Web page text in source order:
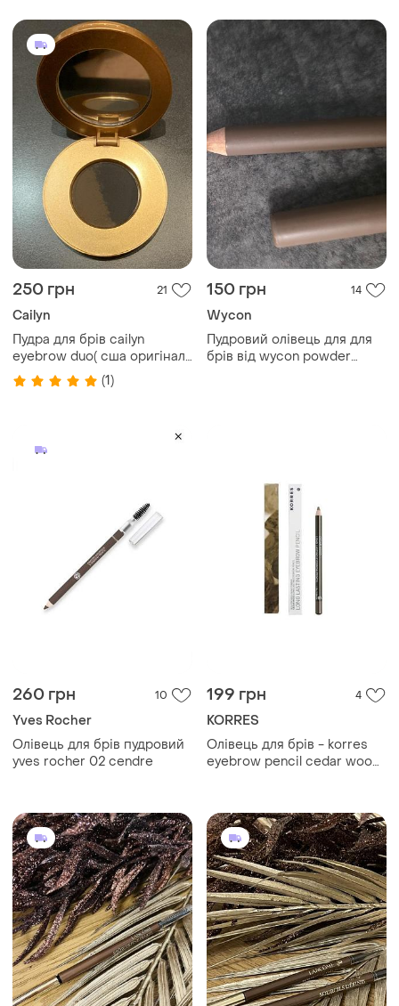
250 грн 21
Cailyn
Пудра для брів cailyn
eyebrow duo( сша оригінал)
тон 2 dark
(1)
150 грн 14
Wycon
Пудровий олівець для для
брів від wycon powder
260 грн 10
Yves Rocher
Олівець для брів пудровий
yves rocher 02 cendre
199 грн 4
KORRES
Олівець для брів - korres
eyebrow pencil cedar wood